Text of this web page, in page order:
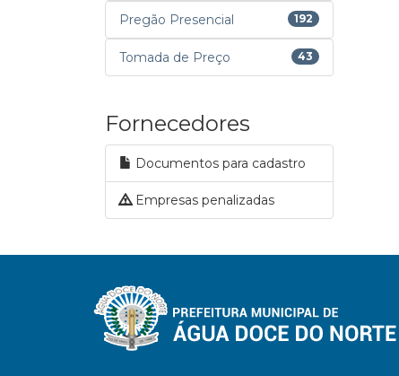
Pregão Presencial 192
Tomada de Preço 43
Fornecedores
Documentos para cadastro
Empresas penalizadas